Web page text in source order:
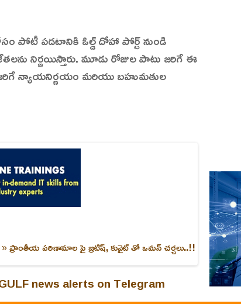
పోటీ పడటానికి ఓల్డ్ దోహా పోర్ట్ నుండి
నిర్ణయిస్తారు. మూడు రోజుల పాటు జరిగే ఈ
న్యాయనిర్ణయం మరియు బహుమతుల
ప్రాంతీయ పరిణామాల పై బ్రిటిష్, కువైట్ తో ఒమన్ చర్చలు..!!
news alerts on Telegram